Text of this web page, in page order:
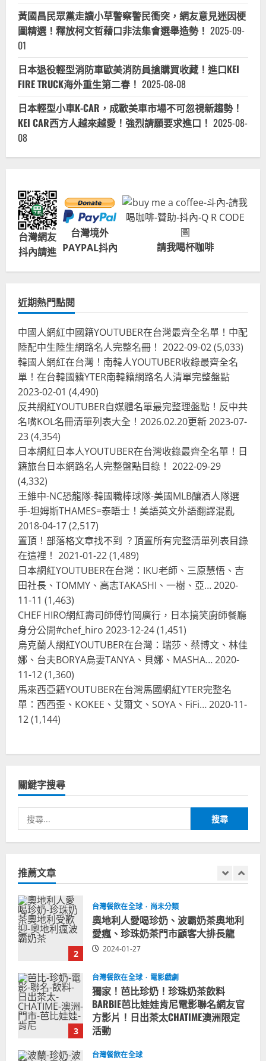
女
JONBIGIRL
全
家
美
食
景
點
自
由
行
黃國昌民眾黨走讀小草警察警民衝突，網友意見迷因梗
圖精選！釋放柯文哲藉口非法集會選舉造勢！ 2025-09-
01
日本退役輕型消防車歐美消防員搶購買收藏！進口KEI
FIRE TRUCK海外重生第二春！ 2025-08-08
日本輕型小車K-CAR，成歐美車市場不可忽視新趨勢！
KEI CAR西方人越來越愛！強烈請願要求進口！ 2025-08-
08
台灣網友
抖內請進
台灣境外
PAYPAL抖內
請我喝杯咖啡
近期熱門點閱
中國人網紅中國籍YOUTUBER在台灣最齊全名單！中配
陸配中生陸生網路名人完整名冊！ 2022-09-02(5,033)
韓國人網紅在台灣！南韓人YOUTUBER收錄最齊全名
單！在台韓國籍YTER南韓籍網路名人清單完整盤點
2023-02-01 (4,490)
反共網紅YOUTUBER自媒體名單最完整理盤點！反中共
名嘴KOL名冊清單列表大全！2026.02.20更新2023-07-
23(4,354)
日本網紅日本人YOUTUBER在台灣收錄最齊全名單！日
籍旅台日本網路名人完整盤點目錄！ 2022-09-29
(4,332)
王維中-NC恐龍隊-韓國職棒球隊-美國MLB釀酒人隊選
手-坦姆斯THAMES=泰晤士！美語英文外語翻譯混亂
2018-04-17(2,517)
置頂！部落格文章找不到 ？頂置所有完整清單列表目錄
在這裡！ 2021-01-22(1,489)
日本網紅YOUTUBER在台灣：IKU老師、三原慧悟、吉
田社長、TOMMY、高志TAKASHI、一樹、亞…2020-
11-11 (1,463)
CHEF HIRO網紅壽司師傅竹岡廣行，日本搞笑廚師餐廳
身分公開#chef_hiro 2023-12-24(1,451)
烏克蘭人網紅YOUTUBER在台灣：瑞莎、蔡博文、林佳
娜、台夫BORYA烏妻TANYA、貝娜、MASHA…2020-
11-12(1,360)
馬來西亞籍YOUTUBER在台灣馬國網紅YTER完整名
單：西西歪、KOKEE、艾爾文、SOYA、FiFi…2020-11-
12(1,144)
關鍵字搜尋
尋
關
字:
推薦文章
2
奧地利人愛喝珍奶、波霸奶茶奧地利
愛瘋、珍珠奶茶門市顧客大排長龍
3
台灣餐飲在全球 電影戲劇
獨家！芭比珍奶！珍珠奶茶飲料
BARBIE芭比娃娃肯尼電影聯名網友官
方影片！日出茶太CHATIME澳洲限定
活動
2023-08-03
4
台灣餐飲在全球
受歡迎，波霸奶茶門市顧客大排長
龍，網紅宣傳華沙珍奶店人潮多
2023-07-15
台灣餐飲在全球
美國人愛鼎泰豐小籠包！美國人吃鼎
泰豐受歡迎台灣米其林餐廳！加州賭
城西雅圖分店排隊人潮影片盤點
1
台灣餐飲在全球 國外時事
2024-02-06
台灣餐飲在全球 尚未分類
奧地利人愛喝珍奶、波霸奶茶奧地利
3
台灣餐飲在全球 電影戲劇
獨家！芭比珍奶！珍珠奶茶飲料
BARBIE芭比娃娃肯尼電影聯名網友官
方影片！日出茶太CHATIME澳洲限定
活動
4
台灣餐飲在全球
波蘭人愛喝珍奶！珍珠奶茶店在波蘭
受歡迎，波霸奶茶門市顧客大排長
龍，網紅宣傳華沙珍奶店人潮多
2023-07-15
台灣餐飲在全球